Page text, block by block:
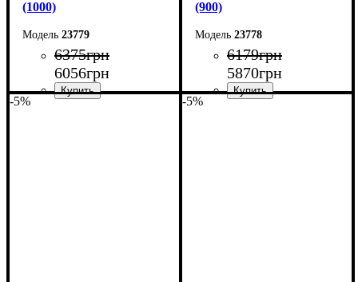
(1000)
23779
6375грн
6056грн
(900)
23778
6179грн
5870грн
-5% -5%